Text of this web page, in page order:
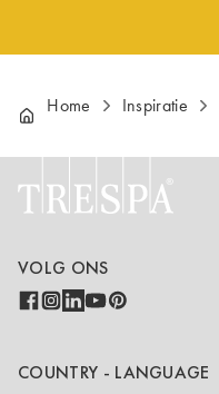
Home Inspiratie
VOLG ONS
COUNTRY - LANGUAGE